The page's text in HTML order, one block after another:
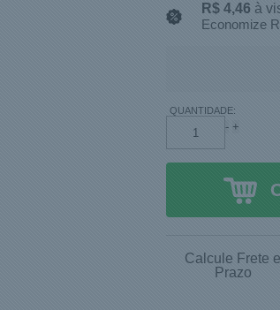
R$ 4,46 à
Economize
QUANTIDADE:
- +
Calcule Frete e
Prazo